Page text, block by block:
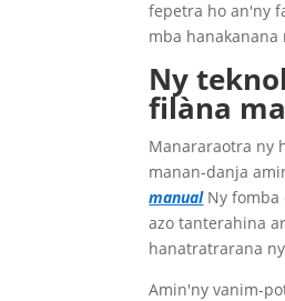
fepetra ho an'ny
mba
Ny
filàna
Manararaotra ny
manan-danja
manualNy fomba
azo tanterahina
hanatratrarana
Amin'ny vanim-